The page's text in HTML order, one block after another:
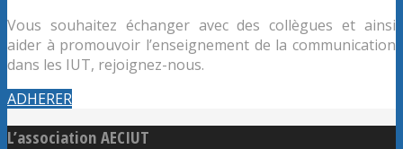
Vous souhaitez échanger avec des collègues et ainsi
aider à promouvoir l’enseignement de la communication
dans les IUT, rejoignez-nous.
ADHERER
L’association AECIUT